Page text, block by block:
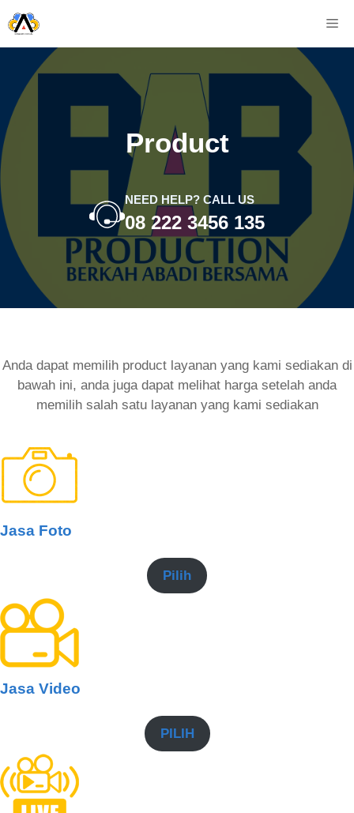
Skip
to
content
Product
NEED HELP? CALL US
08 222 3456 135
Anda dapat memilih product layanan yang kami sediakan di
bawah ini, anda juga dapat melihat harga setelah anda
memilih salah satu layanan yang kami sediakan
Jasa Foto
Pilih
Jasa Video
PILIH